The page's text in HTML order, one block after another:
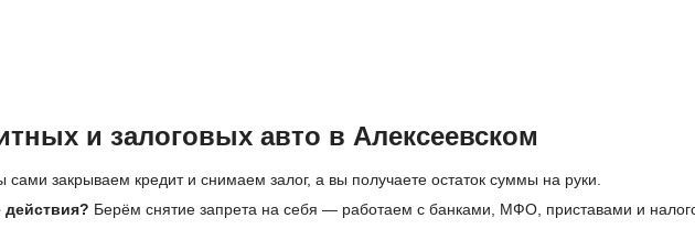
и залоговых авто в Алексеевском
сами закрываем кредит и снимаем залог, а вы получаете остаток суммы на руки.
действия? Берём снятие запрета на себя — работаем с банками, МФО, приставами и